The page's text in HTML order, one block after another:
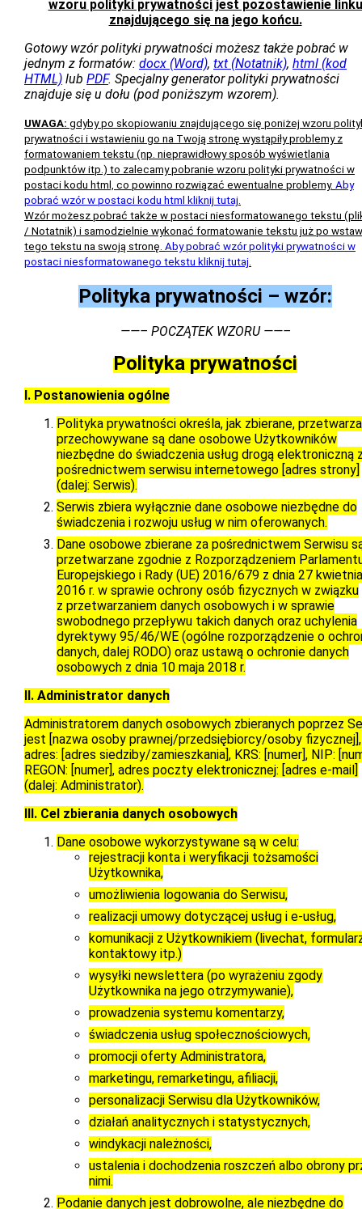
wzoru polityki prywatności jest pozostawienie linku
znajdującego się na jego końcu.
Gotowy wzór polityki prywatności możesz także pobrać w
jednym z formatów: docx (Word), txt (Notatnik), html (kod
HTML) lub PDF. Specjalny generator polityki prywatności
znajduje się u dołu (pod poniższym wzorem).
UWAGA: gdyby po skopiowaniu znajdującego się poniżej wzoru
prywatności i wstawieniu go na Twoją stronę wystąpiły problemy z
formatowaniem tekstu (np. nieprawidłowy sposób wyświetlania
podpunktów itp.) to zalecamy pobranie wzoru polityki prywatności w
postaci kodu html, co powinno rozwiązać ewentualne problemy. Aby
pobrać wzór w postaci kodu html kliknij tutaj
Wzór możesz pobrać także w postaci niesformatowanego tekstu
/ Notatnik) i samodzielnie wykonać formatowanie tekstu już po
tego tekstu na swoją stronę. Aby pobrać wzór polityki prywatności w
postaci niesformatowanego tekstu kliknij tutaj
Polityka prywatności – wzór:
——– POCZĄTEK WZORU ——–
Polityka prywatności
I. Postanowienia ogólne
Polityka prywatności określa, jak zbierane,
przechowywane są dane osobowe Użytkowników
niezbędne do świadczenia usług drogą elektroniczną
pośrednictwem serwisu internetowego [adres strony]
(dalej: Serwis).
Serwis zbiera wyłącznie dane osobowe niezbędne do
świadczenia i rozwoju usług w nim oferowanych.
Dane osobowe zbierane za pośrednictwem Serwisu
przetwarzane zgodnie z Rozporządzeniem
Europejskiego i Rady (UE) 2016/679 z dnia 27 kwietnia
2016 r. w sprawie ochrony osób fizycznych w związku
z przetwarzaniem danych osobowych i w sprawie
swobodnego przepływu takich danych oraz uchylenia
dyrektywy 95/46/WE (ogólne rozporządzenie o
danych, dalej RODO) oraz ustawą o ochronie danych
osobowych z dnia 10 maja 2018 r.
II. Administrator danych
Administratorem danych osobowych zbieranych poprzez
jest [nazwa osoby prawnej/przedsiębiorcy/osoby fizycznej],
adres: [adres siedziby/zamieszkania], KRS: [numer], NIP:
REGON: [numer], adres poczty elektronicznej: [adres e-mail]
(dalej: Administrator).
III. Cel zbierania danych osobowych
Dane osobowe wykorzystywane są w celu:
rejestracji konta i weryfikacji tożsamości
Użytkownika,
umożliwienia logowania do Serwisu,
realizacji umowy dotyczącej usług i e-usług,
komunikacji z Użytkownikiem (livechat,
kontaktowy itp.)
wysyłki newslettera (po wyrażeniu zgody
Użytkownika na jego otrzymywanie),
prowadzenia systemu komentarzy,
świadczenia usług społecznościowych,
promocji oferty Administratora,
marketingu, remarketingu, afiliacji,
personalizacji Serwisu dla Użytkowników,
działań analitycznych i statystycznych,
windykacji należności,
ustalenia i dochodzenia roszczeń albo obrony
nimi.
Podanie danych jest dobrowolne, ale niezbędne do